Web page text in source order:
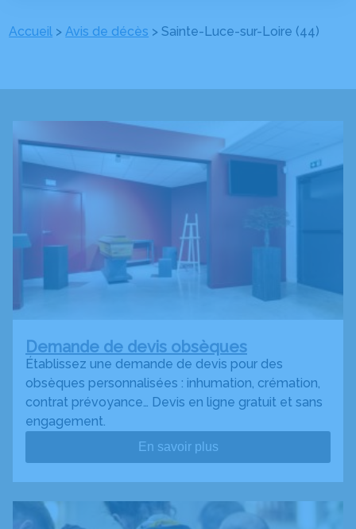
Accueil >Avis de décès >Sainte-Luce-sur-Loire (44)
Demande de devis obsèques
Établissez une demande de devis pour des
obsèques personnalisées : inhumation, crémation,
contrat prévoyance… Devis en ligne gratuit et sans
engagement.
En savoir plus